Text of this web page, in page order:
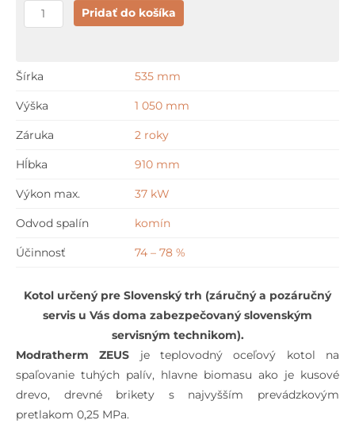
množstvo
Modratherm
3
pre
otvorené
bez
obehového
Pridať do košíka
Šírka 535 mm
Výška 1 050 mm
Záruka 2 roky
Hĺbka 910 mm
Výkon max. 37 kW
Odvod spalín komín
Účinnosť 74 – 78 %
Kotol určený pre Slovenský trh (záručný a pozáručný
servis u Vás doma zabezpečovaný slovenským
servisným technikom).
Modratherm ZEUS je teplovodný oceľový kotol na
spaľovanie tuhých palív, hlavne biomasu ako je kusové
drevo, drevné brikety s najvyšším prevádzkovým
pretlakom 0,25 MPa.